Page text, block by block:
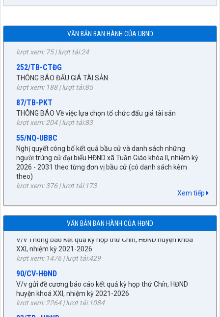
VĂN BẢN BAN HÀNH CỦA UBND
lượt xem: 75 | lượt tải:24
THÔNG BÁO ĐẤU GIÁ TÀI SẢN
lượt xem: 188 | lượt tải:85
87/TB-PKT
THÔNG BÁO Về việc lựa chọn tổ chức đấu giá tài sản
lượt xem: 204 | lượt tải:83
55/NQ-UBBC
Nghị quyết công bố kết quả bầu cử và danh sách những
người trúng cử đại biểu HĐND xã Tuần Giáo khóa II, nhiệm kỳ
2026 - 2031 theo từng đơn vị bầu cử (có danh sách kèm
theo)
lượt xem: 376 | lượt tải:173
672/KH-UBND
KẾ HOẠCH tháng 3 năm 2026 Đấu giá quyền sử dụng đất, để
quyền sử dụng đất năm 2026
lượt xem: 264 | lượt tải:244
92/QĐ-BNG
Về việc công bố danh mục văn bản quy phạm pháp luật hết
hiệu lực toàn bộ và văn bản quy phạm pháp luật hết hiệu lực
một phần thuộc lĩnh vực quản lý Nhà nước của Bộ ngoại giao
năm 2025
lượt xem: 329 | lượt tải:124
56/QĐ-UBND
Về việc công bố danh mục văn bản quy phạm pháp luật do
Xem tiếp
VĂN BẢN BAN HÀNH CỦA HĐND
27/NQ-HĐND
Về chủ trương sắp xếp đơn vị hành chính cấp xã trên địa bàn
huyện Tuần Giáo, tỉnh Điện Biên (gửi bản kèm Biên Bản kỳ
họp HĐND)
V/v Thông báo Kết quả kỳ họp thứ Chín, HĐND huyện khóa
XXI, nhiệm kỳ 2021-2026
lượt xem: 1476 | lượt tải:429
90/CV-HĐND
V/v gửi đề cương báo cáo kết quả kỳ họp thứ Chín, HĐND
huyện khoá XXI, nhiệm kỳ 2021-2026
lượt xem: 2264 | lượt tải:1084
23/TB- HĐND
V/v thông báo thời gian, lịch giám sát chuyên đề của HĐND